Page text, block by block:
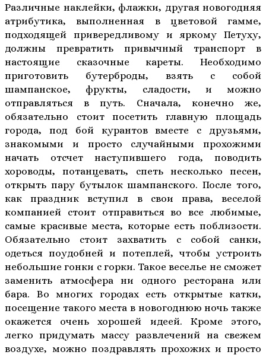
Различные наклейки, флажки, другая новогодняя
атрибутика, выполненная в цветовой гамме,
подходящей привередливому и яркому Петуху,
должны превратить привычный транспорт в
настоящие сказочные кареты. Необходимо
приготовить бутерброды, взять с собой
шампанское, фрукты, сладости, и можно
отправляться в путь. Сначала, конечно же,
обязательно стоит посетить главную площадь
города, под бой курантов вместе с друзьями,
знакомыми и просто случайными прохожими
начать отсчет наступившего года, поводить
хороводы, потанцевать, спеть несколько песен,
открыть пару бутылок шампанского. После того,
как праздник вступил в свои права, веселой
компанией стоит отправиться во все любимые,
самые красивые места, которые есть поблизости.
Обязательно стоит захватить с собой санки,
одеться поудобней и потеплей, чтобы устроить
небольшие гонки с горки. Такое веселье не сможет
заменить атмосфера ни одного ресторана или
бара. Во многих городах есть открытые катки,
посещение такого места в новогоднюю ночь также
окажется очень хорошей идеей. Кроме этого,
легко придумать массу развлечений на свежем
воздухе, можно поздравлять прохожих и просто